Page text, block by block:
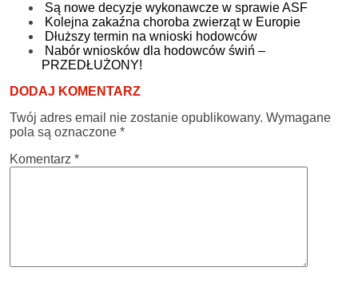
Są nowe decyzje wykonawcze w sprawie ASF
Kolejna zakaźna choroba zwierząt w Europie
Dłuższy termin na wnioski hodowców
Nabór wniosków dla hodowców świń –
PRZEDŁUŻONY!
DODAJ KOMENTARZ
Twój adres email nie zostanie opublikowany. Wymagane
pola są oznaczone *
Komentarz *